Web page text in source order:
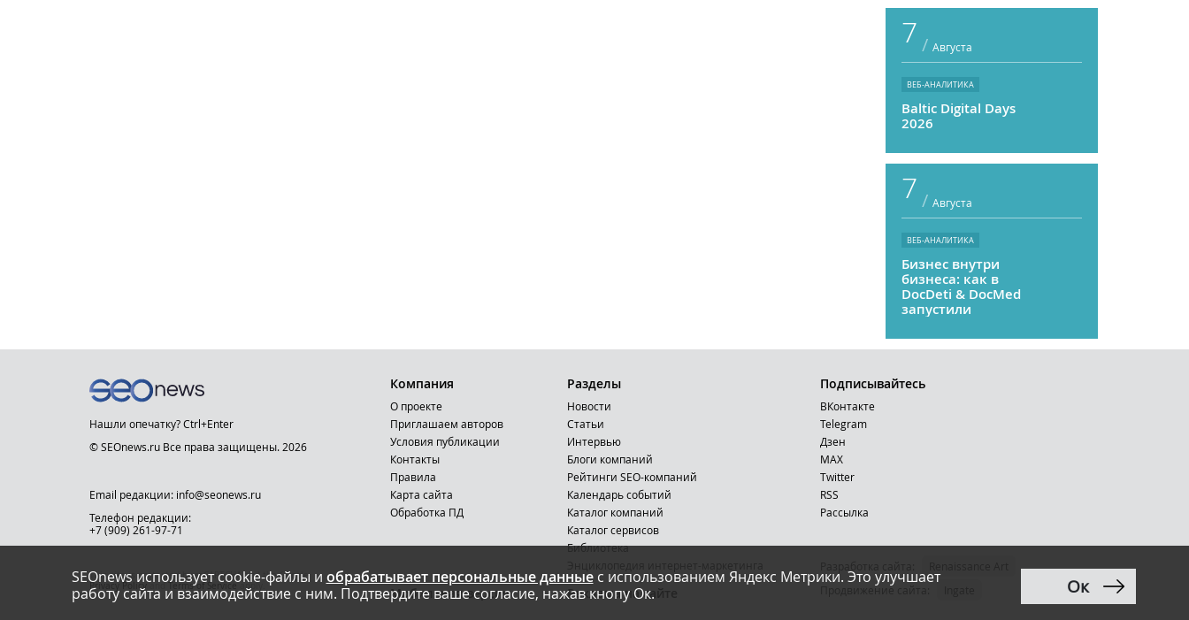
7 / Августа
ВЕБ-АНАЛИТИКА
Baltic Digital Days
2026
7 / Августа
ВЕБ-АНАЛИТИКА
Бизнес внутри
бизнеса: как в
DocDeti & DocMed
запустили
как стартап
SEOnews использует cookie-файлы и обрабатывает персональные данныес использованием Яндекс Метрики. Это улучшает
работу сайта и взаимодействие с ним. Подтвердите ваше согласие, нажав кнопу Ок.
Ок
Нашли опечатку? Ctrl+Enter
© SEOnews.ru Все права защищены. 2026
Email редакции: info@seonews.ru
Телефон редакции:
+7 (909) 261-97-71
This site is protected by reCAPTCHA and the Google
Privacy Policyand Terms of Serviceapply.
Компания
О проекте
Приглашаем авторов
Условия публикации
Контакты
Правила
Карта сайта
Обработка ПД
Мобильная версия
Разделы
Новости
Статьи
Интервью
Блоги компаний
Рейтинги SEO-компаний
Календарь событий
Каталог компаний
Каталог сервисов
Библиотека
Реклама на сайте
Подписывайтесь
ВКонтакте
Telegram
Дзен
MAX
Тwitter
RSS
Рассылка
Продвижение сайта
12+